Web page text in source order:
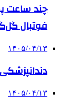
چند ساعت
فوتبال
۱۴۰۵/۰۴/۱۳
۱۴۰۵/۰۴/۱۳